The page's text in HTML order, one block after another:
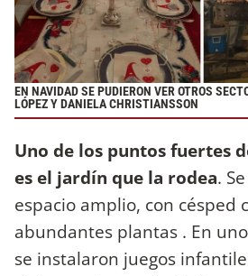
EN NAVIDAD SE PUDIERON VER OTROS
LÓPEZ Y DANIELA CHRISTIANSSON
Uno de los puntos fuertes
es el jardín que la rodea.
espacio amplio, con césped
abundantes plantas . En
se instalaron juegos